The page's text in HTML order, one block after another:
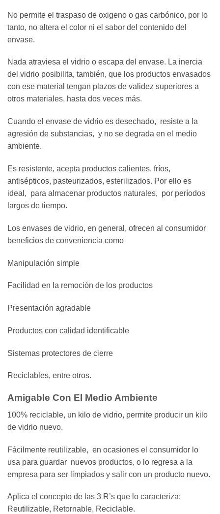
No permite el traspaso de oxigeno o gas carbónico, por lo
tanto, no altera el color ni el sabor del contenido del
envase.
Nada atraviesa el vidrio o escapa del envase. La inercia
del vidrio posibilita, también, que los productos envasados
con ese material tengan plazos de validez superiores a
otros materiales, hasta dos veces más.
Cuando el envase de vidrio es desechado, resiste a la
agresión de substancias, y no se degrada en el medio
ambiente.
Es resistente, acepta productos calientes, fríos,
antisépticos, pasteurizados, esterilizados. Por ello es
ideal, para almacenar productos naturales, por períodos
largos de tiempo.
Los envases de vidrio, en general, ofrecen al consumidor
beneficios de conveniencia como
Manipulación simple
Facilidad en la remoción de los productos
Presentación agradable
Productos con calidad identificable
Sistemas protectores de cierre
Reciclables, entre otros.
Amigable Con El Medio Ambiente
100% reciclable, un kilo de vidrio, permite producir un kilo
de vidrio nuevo.
Fácilmente reutilizable, en ocasiones el consumidor lo
usa para guardar nuevos productos, o lo regresa a la
empresa para ser limpiados y salir con un producto nuevo.
Aplica el concepto de las 3 R’s que lo caracteriza:
Reutilizable, Retornable, Reciclable.